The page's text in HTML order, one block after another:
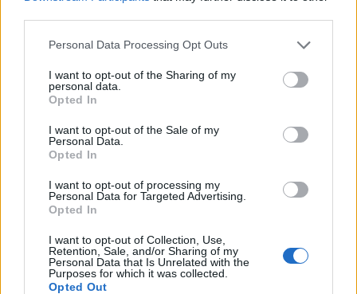
Personal Data Processing Opt Outs
I want to opt-out of the Sharing of my
personal data.
Opted In
I want to opt-out of the Sale of my
Personal Data.
Opted In
I want to opt-out of processing my
Personal Data for Targeted Advertising.
Opted In
I want to opt-out of Collection, Use,
Retention, Sale, and/or Sharing of my
Personal Data that Is Unrelated with the
Purposes for which it was collected.
Opted Out
Redazione Fantacalcio.it
Napoli, difficile la pista
Vlahovic per l'attacco: la
situazione